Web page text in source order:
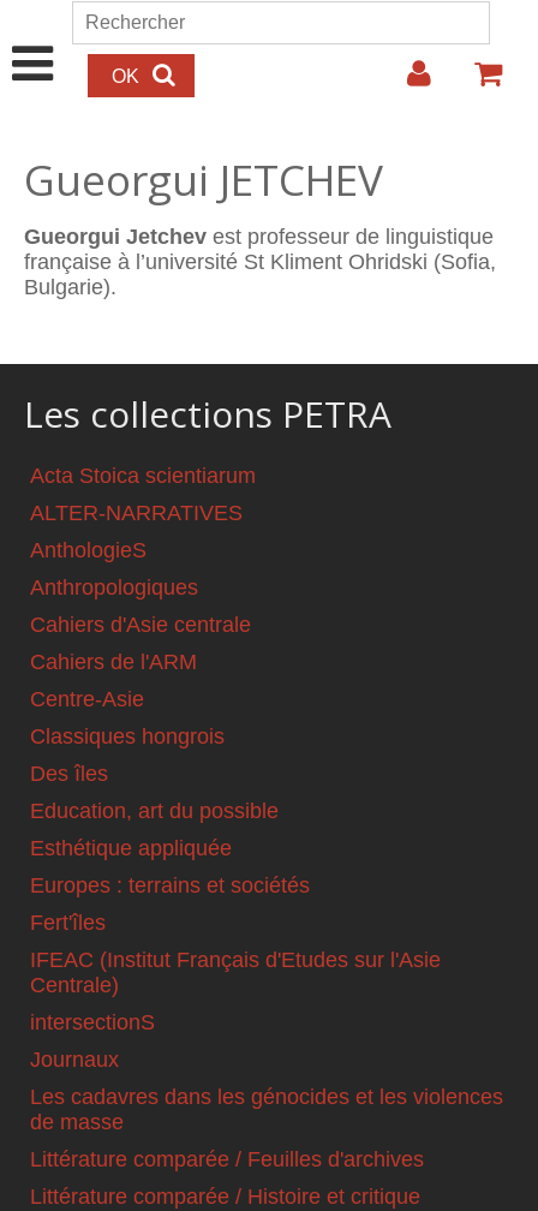
Aller au contenu principal
Formulaire de recherche
Rechercher
Gueorgui JETCHEV
Gueorgui Jetchev est professeur de linguistique
française à l’université St Kliment Ohridski (Sofia,
Bulgarie).
Les collections PETRA
Acta Stoica scientiarum
ALTER-NARRATIVES
AnthologieS
Anthropologiques
Cahiers d'Asie centrale
Cahiers de l'ARM
Centre-Asie
Classiques hongrois
Des îles
Education, art du possible
Esthétique appliquée
Europes : terrains et sociétés
Fert'îles
IFEAC (Institut Français d'Etudes sur l'Asie
Centrale)
intersectionS
Journaux
Les cadavres dans les génocides et les violences
de masse
Littérature comparée / Feuilles d'archives
Littérature comparée / Histoire et critique